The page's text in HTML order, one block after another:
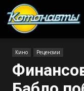
Кино Рецензии